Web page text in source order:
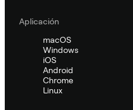
Aplicación
macOS
Windows
iOS
Android
Chrome
Linux